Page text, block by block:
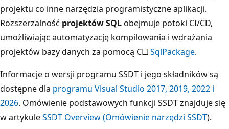
projektu co inne narzędzia programistyczne aplikacji.
Rozszerzalność projektów SQLobejmuje potoki CI/CD,
umożliwiając automatyzację kompilowania i wdrażania
projektów bazy danych za pomocą CLISqlPackage.
Informacje o wersji programu SSDT i jego składników są
dostępne dla programu Visual Studio 2017, 2019, 2022 i
2026. Omówienie podstawowych funkcji SSDT znajduje się
w artykuleSSDT Overview (Omówienie narzędzi SSDT).